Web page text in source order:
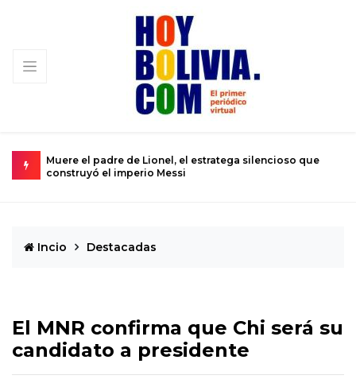
Muere el padre de Lionel, el estratega silencioso que
construyó el imperio Messi
Incio Destacadas
El MNR confirma que Chi será su
candidato a presidente